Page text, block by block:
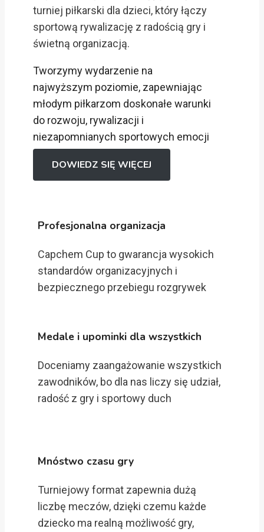
turniej piłkarski dla dzieci, który łączy
sportową rywalizację z radością gry i
świetną organizacją.
Tworzymy wydarzenie na
najwyższym poziomie, zapewniając
młodym piłkarzom doskonałe warunki
do rozwoju, rywalizacji i
niezapomnianych sportowych emocji
DOWIEDZ SIĘ WIĘCEJ
Profesjonalna organizacja
Capchem Cup to gwarancja wysokich
standardów organizacyjnych i
bezpiecznego przebiegu rozgrywek
Medale i upominki dla wszystkich
Doceniamy zaangażowanie wszystkich
zawodników, bo dla nas liczy się udział,
radość z gry i sportowy duch
Mnóstwo czasu gry
Turniejowy format zapewnia dużą
liczbę meczów, dzięki czemu każde
dziecko ma realną możliwość gry,